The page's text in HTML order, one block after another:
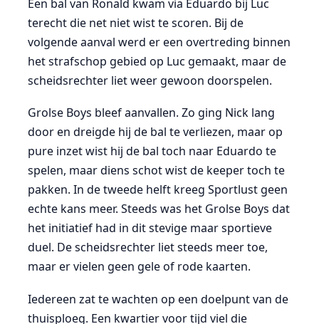
Een bal van Ronald kwam via Eduardo bij Luc
terecht die net niet wist te scoren. Bij de
volgende aanval werd er een overtreding binnen
het strafschop gebied op Luc gemaakt, maar de
scheidsrechter liet weer gewoon doorspelen.
Grolse Boys bleef aanvallen. Zo ging Nick lang
door en dreigde hij de bal te verliezen, maar op
pure inzet wist hij de bal toch naar Eduardo te
spelen, maar diens schot wist de keeper toch te
pakken. In de tweede helft kreeg Sportlust geen
echte kans meer. Steeds was het Grolse Boys dat
het initiatief had in dit stevige maar sportieve
duel. De scheidsrechter liet steeds meer toe,
maar er vielen geen gele of rode kaarten.
Iedereen zat te wachten op een doelpunt van de
thuisploeg. Een kwartier voor tijd viel die